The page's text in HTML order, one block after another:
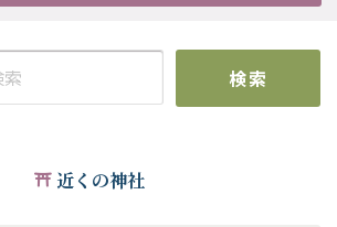
検索
近くの神社